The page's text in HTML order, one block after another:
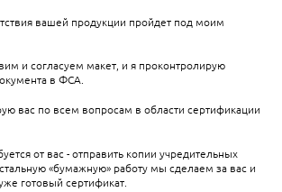
вашей продукции пройдет под моим
и согласуем макет, и я проконтролирую
в ФСА.
вас по всем вопросам в области сертификации
от вас - отправить копии учредительных
«бумажную» работу мы сделаем за вас и
готовый сертификат.